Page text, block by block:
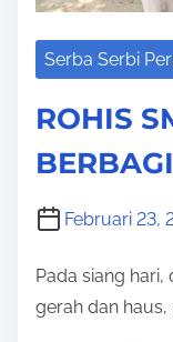
Serba Serbi
ROHIS
Februari 23,
Pada siang
gerah dan haus,